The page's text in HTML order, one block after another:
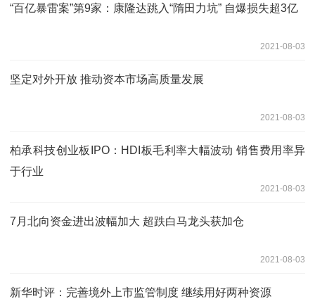
“百亿暴雷案”第9家：康隆达跳入“隋田力坑” 自爆损失超3亿
2021-08-03
坚定对外开放 推动资本市场高质量发展
2021-08-03
柏承科技创业板IPO：HDI板毛利率大幅波动 销售费用率异
于行业
2021-08-03
7月北向资金进出波幅加大 超跌白马龙头获加仓
2021-08-03
新华时评：完善境外上市监管制度 继续用好两种资源